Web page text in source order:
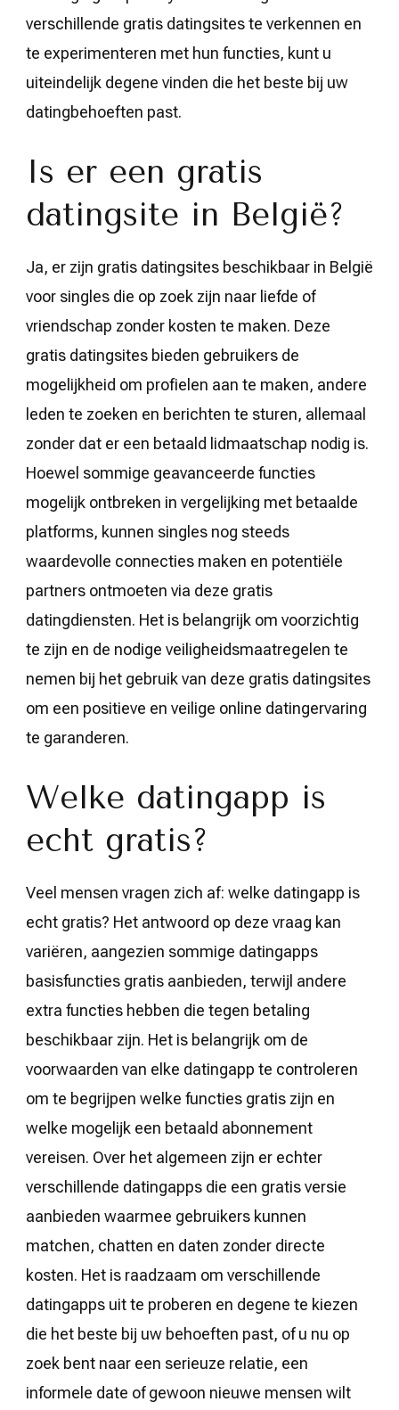
verschillende gratis datingsites te verkennen en
te experimenteren met hun functies, kunt u
uiteindelijk degene vinden die het beste bij uw
datingbehoeften past.
Is er een gratis
datingsite in België?
Ja, er zijn gratis datingsites beschikbaar in België
voor singles die op zoek zijn naar liefde of
vriendschap zonder kosten te maken. Deze
gratis datingsites bieden gebruikers de
mogelijkheid om profielen aan te maken, andere
leden te zoeken en berichten te sturen, allemaal
zonder dat er een betaald lidmaatschap nodig is.
Hoewel sommige geavanceerde functies
mogelijk ontbreken in vergelijking met betaalde
platforms, kunnen singles nog steeds
waardevolle connecties maken en potentiële
partners ontmoeten via deze gratis
datingdiensten. Het is belangrijk om voorzichtig
te zijn en de nodige veiligheidsmaatregelen te
nemen bij het gebruik van deze gratis datingsites
om een positieve en veilige online datingervaring
te garanderen.
Welke datingapp is
echt gratis?
Veel mensen vragen zich af: welke datingapp is
echt gratis? Het antwoord op deze vraag kan
variëren, aangezien sommige datingapps
basisfuncties gratis aanbieden, terwijl andere
extra functies hebben die tegen betaling
beschikbaar zijn. Het is belangrijk om de
voorwaarden van elke datingapp te controleren
om te begrijpen welke functies gratis zijn en
welke mogelijk een betaald abonnement
vereisen. Over het algemeen zijn er echter
verschillende datingapps die een gratis versie
aanbieden waarmee gebruikers kunnen
matchen, chatten en daten zonder directe
kosten. Het is raadzaam om verschillende
datingapps uit te proberen en degene te kiezen
die het beste bij uw behoeften past, of u nu op
zoek bent naar een serieuze relatie, een
informele date of gewoon nieuwe mensen wilt